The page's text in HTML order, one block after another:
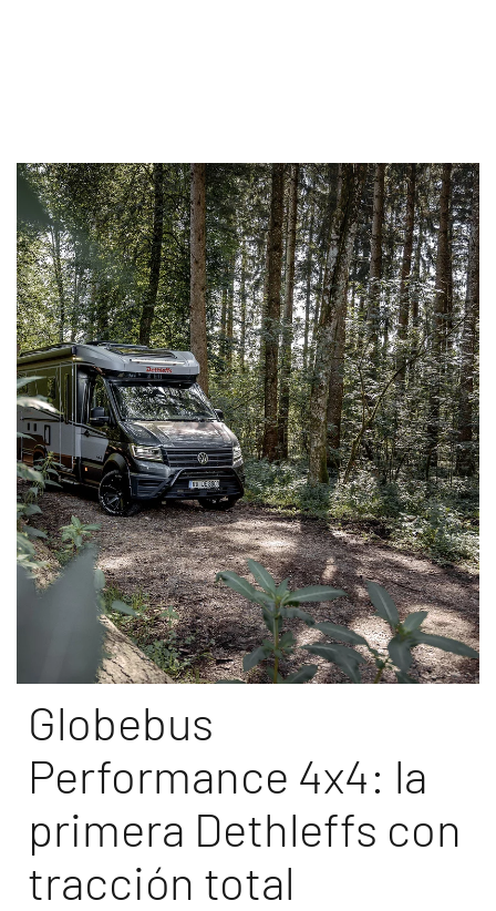
Globebus
Performance 4x4: la
primera Dethleffs con
tracción total
Búsqueda de concesionarios Dethleffs
Encuentra tu concesionario Dethleffs más cercano